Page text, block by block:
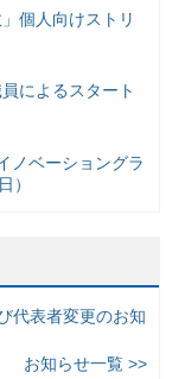
個人向けストリ
によるスタート
ノベーショングラ
）
代表者変更のお知
お知らせ一覧 >>